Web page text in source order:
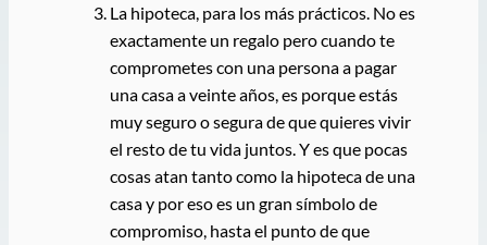
La hipoteca, para los más prácticos. No es
exactamente un regalo pero cuando te
comprometes con una persona a pagar
una casa a veinte años, es porque estás
muy seguro o segura de que quieres vivir
el resto de tu vida juntos. Y es que pocas
cosas atan tanto como la hipoteca de una
casa y por eso es un gran símbolo de
compromiso, hasta el punto de que